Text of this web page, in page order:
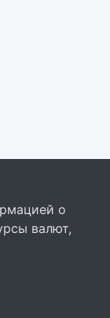
о
валют,